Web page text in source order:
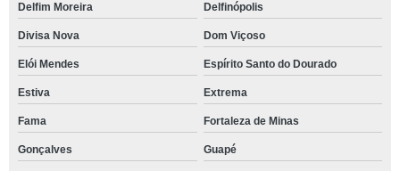
Delfim Moreira Delfinópolis
Divisa Nova Dom Viçoso
Elói Mendes Espírito Santo do Dourado
Estiva Extrema
Fama Fortaleza de Minas
Gonçalves Guapé